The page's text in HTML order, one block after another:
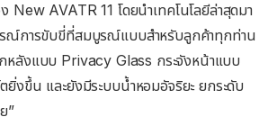
New AVATR 11 โดยนำเทคโนโลยีล่าสุดมา
รณ์การขับขี่ที่สมบูรณ์แบบสำหรับลูกค้าทุกท่าน
หลังแบบ Privacy Glass กระจังหน้าแบบ
ยิ่งขึ้น และยังมีระบบน้ำหอมอัจริยะ ยกระดับ
”